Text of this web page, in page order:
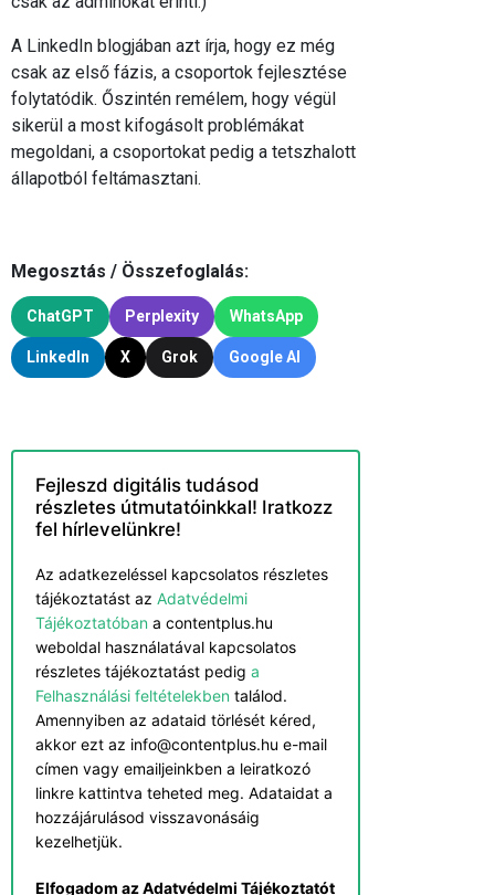
A LinkedIn blogjában azt írja, hogy ez még
csak az első fázis, a csoportok fejlesztése
folytatódik. Őszintén remélem, hogy végül
sikerül a most kifogásolt problémákat
megoldani, a csoportokat pedig a tetszhalott
állapotból feltámasztani.
Megosztás / Összefoglalás:
ChatGPT Perplexity WhatsApp
LinkedIn X Grok Google AI
Fejleszd digitális tudásod
részletes útmutatóinkkal! Iratkozz
fel hírlevelünkre!
Az adatkezeléssel kapcsolatos részletes
tájékoztatást az Adatvédelmi
Tájékoztatóban a contentplus.hu
weboldal használatával kapcsolatos
részletes tájékoztatást pedig a
Felhasználási feltételekben találod.
Amennyiben az adataid törlését kéred,
akkor ezt az info@contentplus.hu e-mail
címen vagy emailjeinkben a leiratkozó
linkre kattintva teheted meg. Adataidat a
hozzájárulásod visszavonásáig
kezelhetjük.
Elfogadom az Adatvédelmi Tájékoztatót